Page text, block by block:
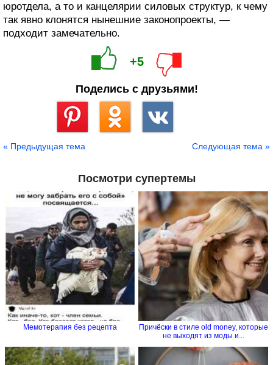
юротдела, а то и канцелярии силовых структур, к чему
так явно клонятся нынешние законопроекты, —
подходит замечательно.
+5
Поделись с друзьями!
« Предыдущая тема Следующая тема »
Посмотри супертемы
Мемотерапия без рецепта
Причёски в стиле old money, которые
не выходят из моды и...